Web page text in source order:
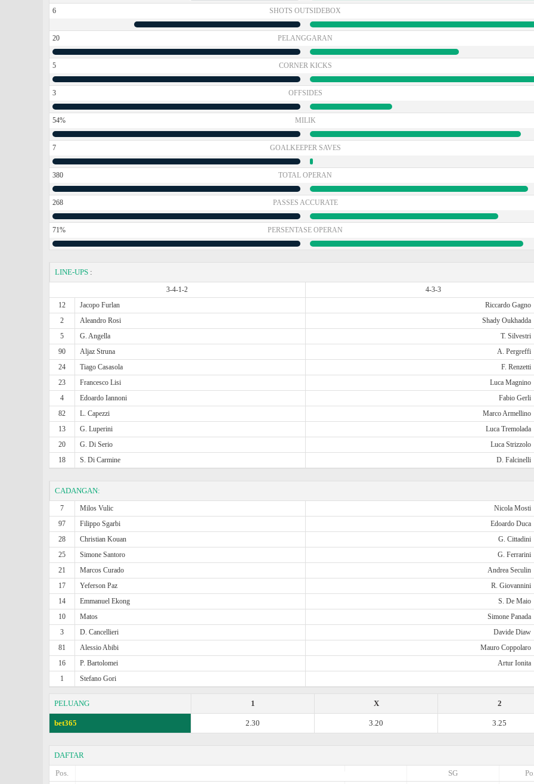
6 SHOTS OUTSIDEBOX
20 PELANGGARAN
5 CORNER KICKS
3 OFFSIDES
54% MILIK
7 GOALKEEPER SAVES
380 TOTAL OPERAN
268 PASSES ACCURATE
71% PERSENTASE OPERAN
LINE-UPS :
3-4-1-2
4-3-3
12
Jacopo Furlan Riccardo Gagno
2
Aleandro Rosi Shady Oukhadda
5
G. Angella T. Silvestri
90
Aljaz Struna A. Pergreffi
24
Tiago Casasola F. Renzetti
23
Francesco Lisi Luca Magnino
4
Edoardo Iannoni Fabio Gerli
82
L. Capezzi Marco Armellino
13
G. Luperini Luca Tremolada
20
G. Di Serio Luca Strizzolo
18
S. Di Carmine D. Falcinelli
CADANGAN:
7 Milos Vulic Nicola Mosti
97
Filippo Sgarbi Edoardo Duca
28
Christian Kouan G. Cittadini
25
Simone Santoro G. Ferrarini
21
Marcos Curado Andrea Seculin
17
Yeferson Paz R. Giovannini
14
Emmanuel Ekong S. De Maio
10
Matos Simone Panada
3
D. Cancellieri Davide Diaw
81
Alessio Abibi Mauro Coppolaro
16
P. Bartolomei Artur Ionita
1
Stefano Gori
PELUANG 2
X
1
bet365 3.25
3.20
2.30
DAFTAR
Pos.
Po.
SG